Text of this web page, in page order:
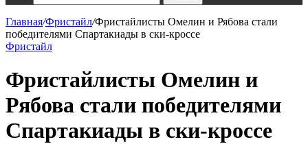
Главная/Фристайл/Фристайлисты Омелин и Рябова стали
победителями Спартакиады в ски‑кроссе
Фристайл
Фристайлисты Омелин и
Рябова стали победителями
Спартакиады в ски‑кроссе